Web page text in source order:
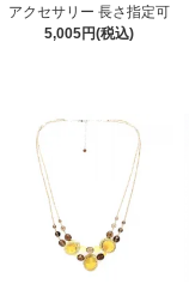
アクセサリー 長さ指定可
5,005円(税込)